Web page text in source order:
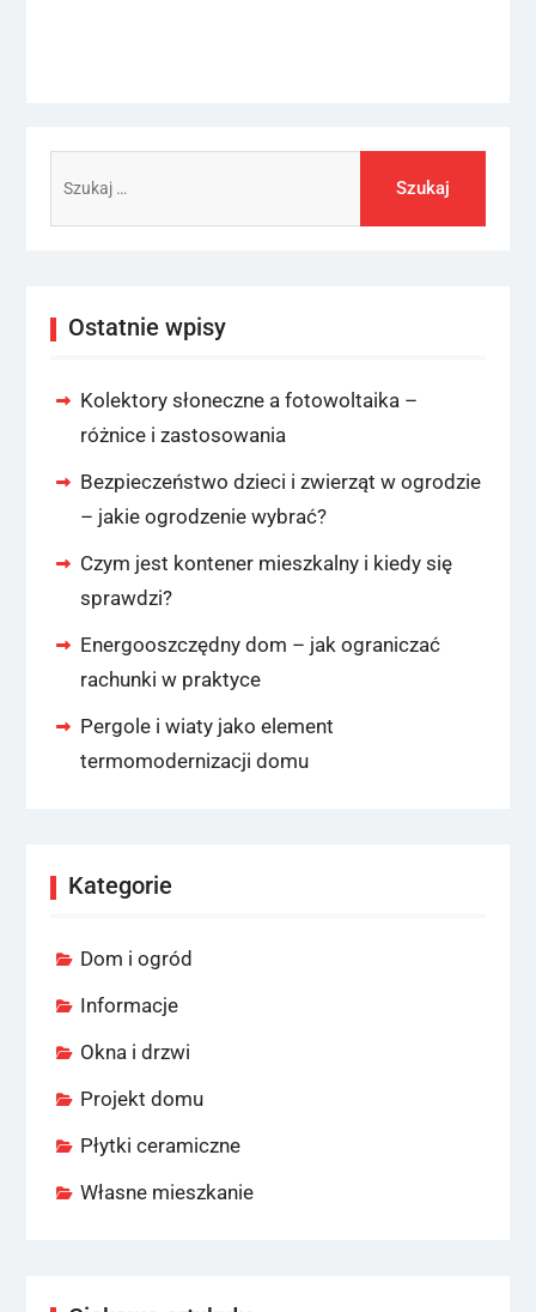
Ostatnie wpisy
Kolektory słoneczne a fotowoltaika –
różnice i zastosowania
Bezpieczeństwo dzieci i zwierząt w ogrodzie
– jakie ogrodzenie wybrać?
Czym jest kontener mieszkalny i kiedy się
sprawdzi?
Energooszczędny dom – jak ograniczać
rachunki w praktyce
Pergole i wiaty jako element
termomodernizacji domu
Kategorie
Dom i ogród
Informacje
Okna i drzwi
Projekt domu
Płytki ceramiczne
Własne mieszkanie